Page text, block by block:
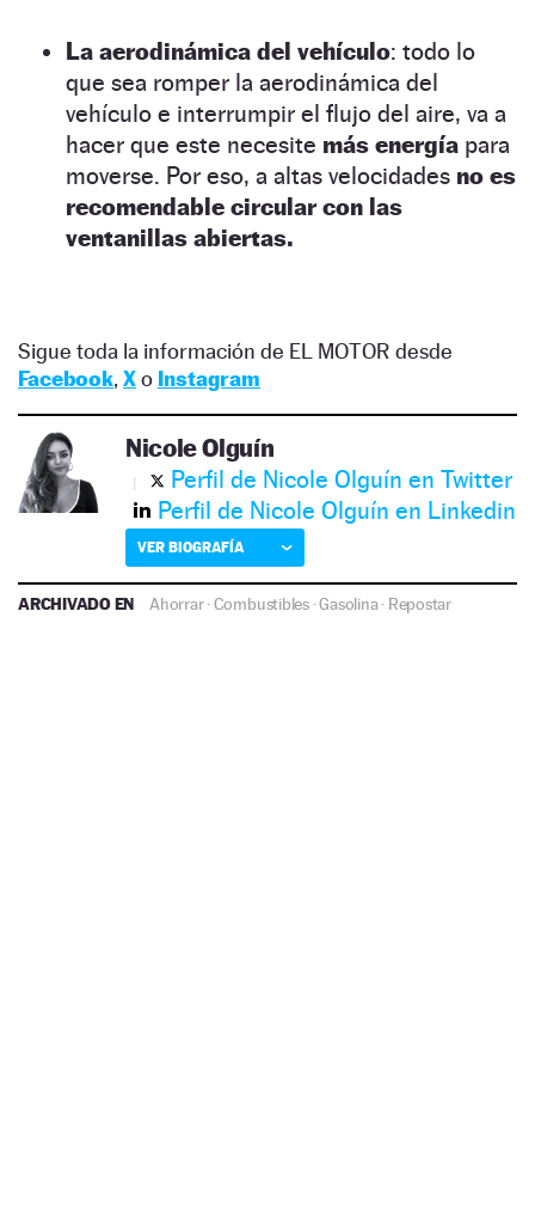
La aerodinámica del vehículo: todo lo
que sea romper la aerodinámica del
vehículo e interrumpir el flujo del aire, va a
hacer que este necesite más energía para
moverse. Por eso, a altas velocidades no es
recomendable circular con las
ventanillas abiertas.
Sigue toda la información de EL MOTOR desde
Facebook, Xo Instagram
Nicole Olguín
Perfil de Nicole Olguín en Twitter
Perfil de Nicole Olguín en Linkedin
VER BIOGRAFÍA
ARCHIVADO EN Ahorrar·Combustibles·Gasolina· Repostar